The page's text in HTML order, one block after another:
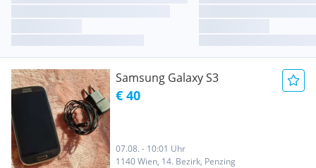
Samsung Galaxy S3
€ 40
07.08. - 10:01 Uhr
1140 Wien, 14. Bezirk, Penzing